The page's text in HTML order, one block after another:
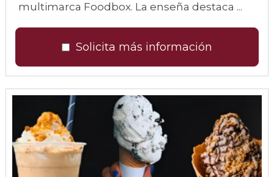
multimarca Foodbox. La enseña destaca ...
Solicita más información